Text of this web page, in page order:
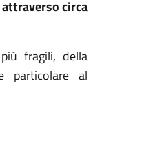
circa
fragili, della
particolare al